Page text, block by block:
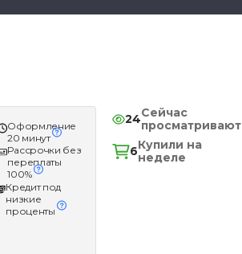
Оформление
20 минут
Рассрочки без
переплаты
100%
Кредит под
низкие
проценты
24Сейчас
просматривают
6Купили на
неделе